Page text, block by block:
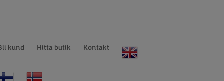
kund Hitta butik Kontakt